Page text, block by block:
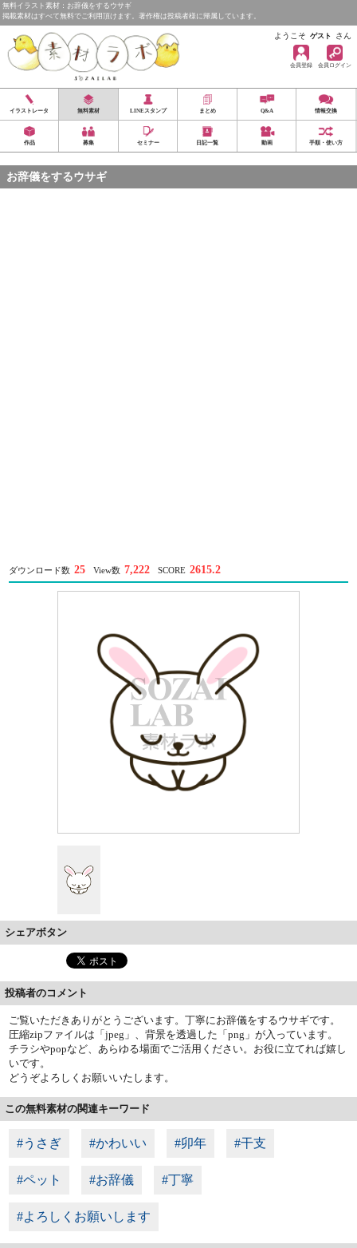
無料イラスト素材：お辞儀をするウサギ
掲載素材はすべて無料でご利用頂けます。著作権は投稿者様に帰属しています。
ようこそ ゲスト さん
会員登録 会員ログイン
イラストレータ 無料素材 LINEスタンプ まとめ Q&A 情報交換
作品 募集 セミナー 日記一覧 動画 手順・使い方
お辞儀をするウサギ
ダウンロード数 25 View数 7,222 SCORE 2615.2
シェアボタン
投稿者のコメント
ご覧いただきありがとうございます。丁寧にお辞儀をするウサギです。
圧縮zipファイルは「jpeg」、背景を透過した「png」が入っています。
チラシやpopなど、あらゆる場面でご活用ください。お役に立てれば嬉し
いです。
どうぞよろしくお願いいたします。
この無料素材の関連キーワード
#うさぎ #かわいい #卯年 #干支
#ペット #お辞儀 #丁寧
#よろしくお願いします